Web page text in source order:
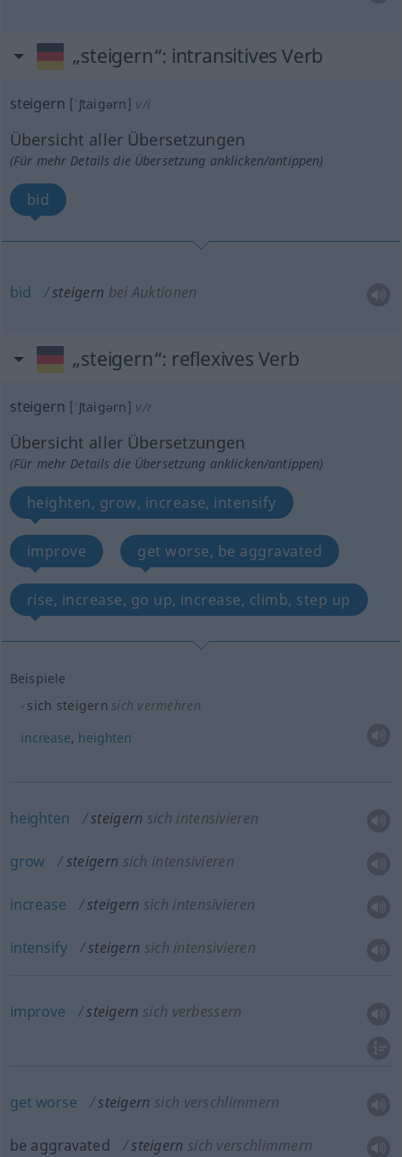
„steigern“: intransitives Verb
steigern [ˈʃtaigərn] v/i
Übersicht aller Übersetzungen
(Für mehr Details die Übersetzung anklicken/antippen)
bid
bid steigern bei Auktionen
„steigern“: reflexives Verb
steigern [ˈʃtaigərn] v/r
Übersicht aller Übersetzungen
(Für mehr Details die Übersetzung anklicken/antippen)
heighten, grow, increase, intensify
improve get worse, be aggravated
rise, increase, go up, increase, climb, step up
Beispiele
sich steigern sich vermehren
increase, heighten
heighten steigern sich intensivieren
grow steigern sich intensivieren
increase steigern sich intensivieren
intensify steigern sich intensivieren
improve steigern sich verbessern
get worse steigern sich verschlimmern
be aggravated steigern sich verschlimmern